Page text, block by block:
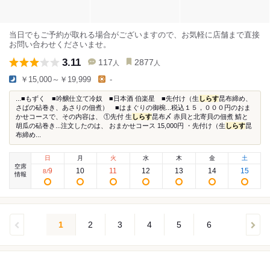
当日でもご予約が取れる場合がございますので、お気軽に店舗まで直接
お問い合わせくださいませ。
3.11 117 人 2877 人
￥15,000～￥19,999 -
...■もずく ■吟醸仕立て冷奴 ■日本酒 伯楽星 ■先付け（生 しらす昆布締め、
さばの砧巻き、あさりの佃煮） ■はまぐりの御椀...税込１５，０００円のおま
かせコースで、その内容は、 ①先付 生 しらす昆布〆 赤貝と北寄貝の佃煮 鯖と
胡瓜の砧巻き...注文したのは、 おまかせコース 15,000円 ・先付け（生 しらす昆
布締め...
空席
情報
日
8/9
月
10
火
11
水
12
木
13
金
14
土
15
1 2 3 4 5 6